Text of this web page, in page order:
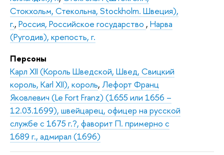
Стокхольм, Стекольна, Stockholm. Швеция),
г., Россия, Российское государство , Нарва
(Ругодив), крепость, г.
Персоны
Карл XII (Король Шведской, Швед, Свицкий
король, Karl XII), король, Лефорт Франц
Яковлевич (Le Fort Franz) (1655 или 1656 –
12.03.1699), швейцарец, офицер на русской
службе с 1675 г.?, фаворит П. примерно с
1689 г., адмирал (1696)